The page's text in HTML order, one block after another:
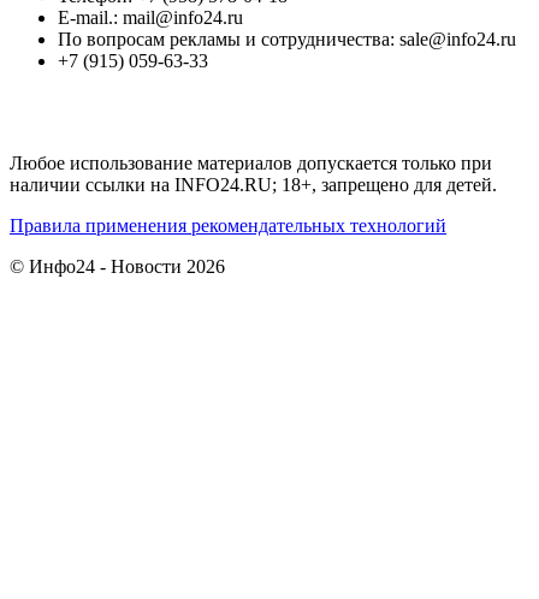
E-mail.: mail@info24.ru
По вопросам рекламы и сотрудничества: sale@info24.ru
+7 (915) 059-63-33
Любое использование материалов допускается только при
наличии ссылки на INFO24.RU; 18+, запрещено для детей.
Правила применения рекомендательных технологий
© Инфо24 - Новости 2026